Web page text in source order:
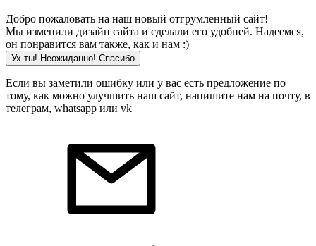
Добро пожаловать на наш новый отгрумленный сайт!
Мы изменили дизайн сайта и сделали его удобней. Надеемся,
он понравится вам также, как и нам :)
Ух ты! Неожиданно! Cпасибо
Если вы заметили ошибку или у вас есть предложение по
тому, как можно улучшить наш сайт, напишите нам на почту, в
телеграм, whatsapp или vk